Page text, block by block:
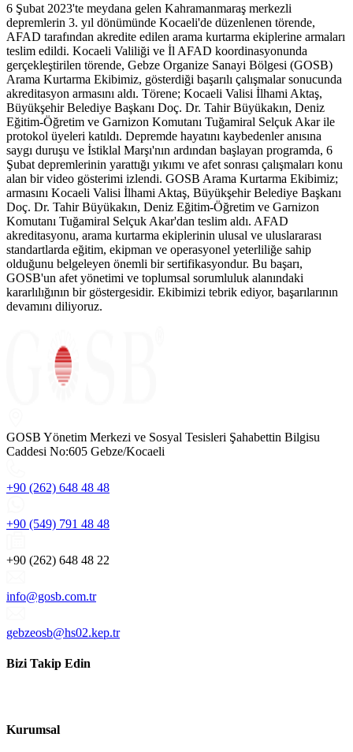
6 Şubat 2023'te meydana gelen Kahramanmaraş merkezli
depremlerin 3. yıl dönümünde Kocaeli'de düzenlenen törende,
AFAD tarafından akredite edilen arama kurtarma ekiplerine armaları
teslim edildi. Kocaeli Valiliği ve İl AFAD koordinasyonunda
gerçekleştirilen törende, Gebze Organize Sanayi Bölgesi (GOSB)
Arama Kurtarma Ekibimiz, gösterdiği başarılı çalışmalar sonucunda
akreditasyon armasını aldı. Törene; Kocaeli Valisi İlhami Aktaş,
Büyükşehir Belediye Başkanı Doç. Dr. Tahir Büyükakın, Deniz
Eğitim-Öğretim ve Garnizon Komutanı Tuğamiral Selçuk Akar ile
protokol üyeleri katıldı. Depremde hayatını kaybedenler anısına
saygı duruşu ve İstiklal Marşı'nın ardından başlayan programda, 6
Şubat depremlerinin yarattığı yıkımı ve afet sonrası çalışmaları konu
alan bir video gösterimi izlendi. GOSB Arama Kurtarma Ekibimiz;
armasını Kocaeli Valisi İlhami Aktaş, Büyükşehir Belediye Başkanı
Doç. Dr. Tahir Büyükakın, Deniz Eğitim-Öğretim ve Garnizon
Komutanı Tuğamiral Selçuk Akar'dan teslim aldı. AFAD
akreditasyonu, arama kurtarma ekiplerinin ulusal ve uluslararası
standartlarda eğitim, ekipman ve operasyonel yeterliliğe sahip
olduğunu belgeleyen önemli bir sertifikasyondur. Bu başarı,
GOSB'un afet yönetimi ve toplumsal sorumluluk alanındaki
kararlılığının bir göstergesidir. Ekibimizi tebrik ediyor, başarılarının
devamını diliyoruz.
GOSB Yönetim Merkezi ve Sosyal Tesisleri Şahabettin Bilgisu
Caddesi No:605 Gebze/Kocaeli
+90 (262) 648 48 48
+90 (549) 791 48 48
+90 (262) 648 48 22
info@gosb.com.tr
gebzeosb@hs02.kep.tr
Bizi Takip Edin
Kurumsal